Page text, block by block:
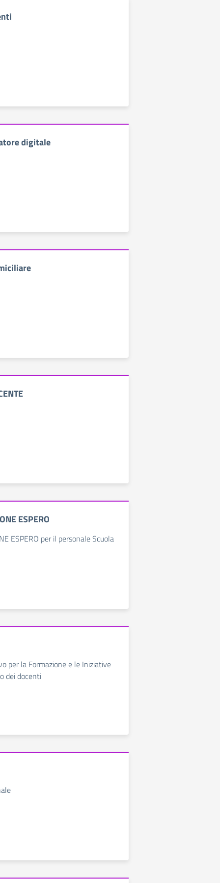
digitale
ESPERO
ESPERO per il personale Scuola
per la Formazione e le Iniziative
dei docenti